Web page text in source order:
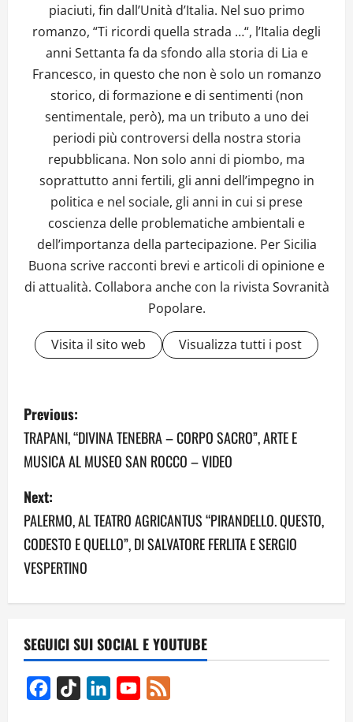
piaciuti, fin dall’Unità d’Italia. Nel suo primo
romanzo, “Ti ricordi quella strada …“, l’Italia degli
anni Settanta fa da sfondo alla storia di Lia e
Francesco, in questo che non è solo un romanzo
storico, di formazione e di sentimenti (non
sentimentale, però), ma un tributo a uno dei
periodi più controversi della nostra storia
repubblicana. Non solo anni di piombo, ma
soprattutto anni fertili, gli anni dell’impegno in
politica e nel sociale, gli anni in cui si prese
coscienza delle problematiche ambientali e
dell’importanza della partecipazione. Per Sicilia
Buona scrive racconti brevi e articoli di opinione e
di attualità. Collabora anche con la rivista Sovranità
Popolare.
Visita il sito web Visualizza tutti i post
P
o
s
t
n
a
v
i
g
a
Previous:
TRAPANI, “DIVINA TENEBRA – CORPO SACRO”, ARTE E
MUSICA AL MUSEO SAN ROCCO – VIDEO
Next:
PALERMO, AL TEATRO AGRICANTUS “PIRANDELLO. QUESTO,
CODESTO E QUELLO”, DI SALVATORE FERLITA E SERGIO
VESPERTINO
SEGUICI SUI SOCIAL E YOUTUBE
Facebook
TikTok LinkedInYouTube